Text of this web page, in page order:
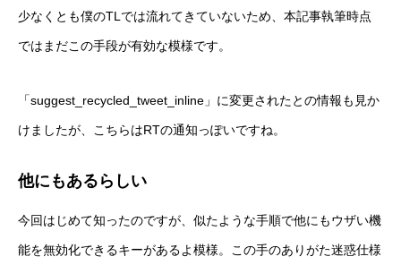
少なくとも僕のTLでは流れてきていないため、本記事執筆時点
ではまだこの手段が有効な模様です。
「suggest_recycled_tweet_inline」に変更されたとの情報も見か
けましたが、こちらはRTの通知っぽいですね。
他にもあるらしい
今回はじめて知ったのですが、似たような手順で他にもウザい機
能を無効化できるキーがあるよ模様。この手のありがた迷惑仕様